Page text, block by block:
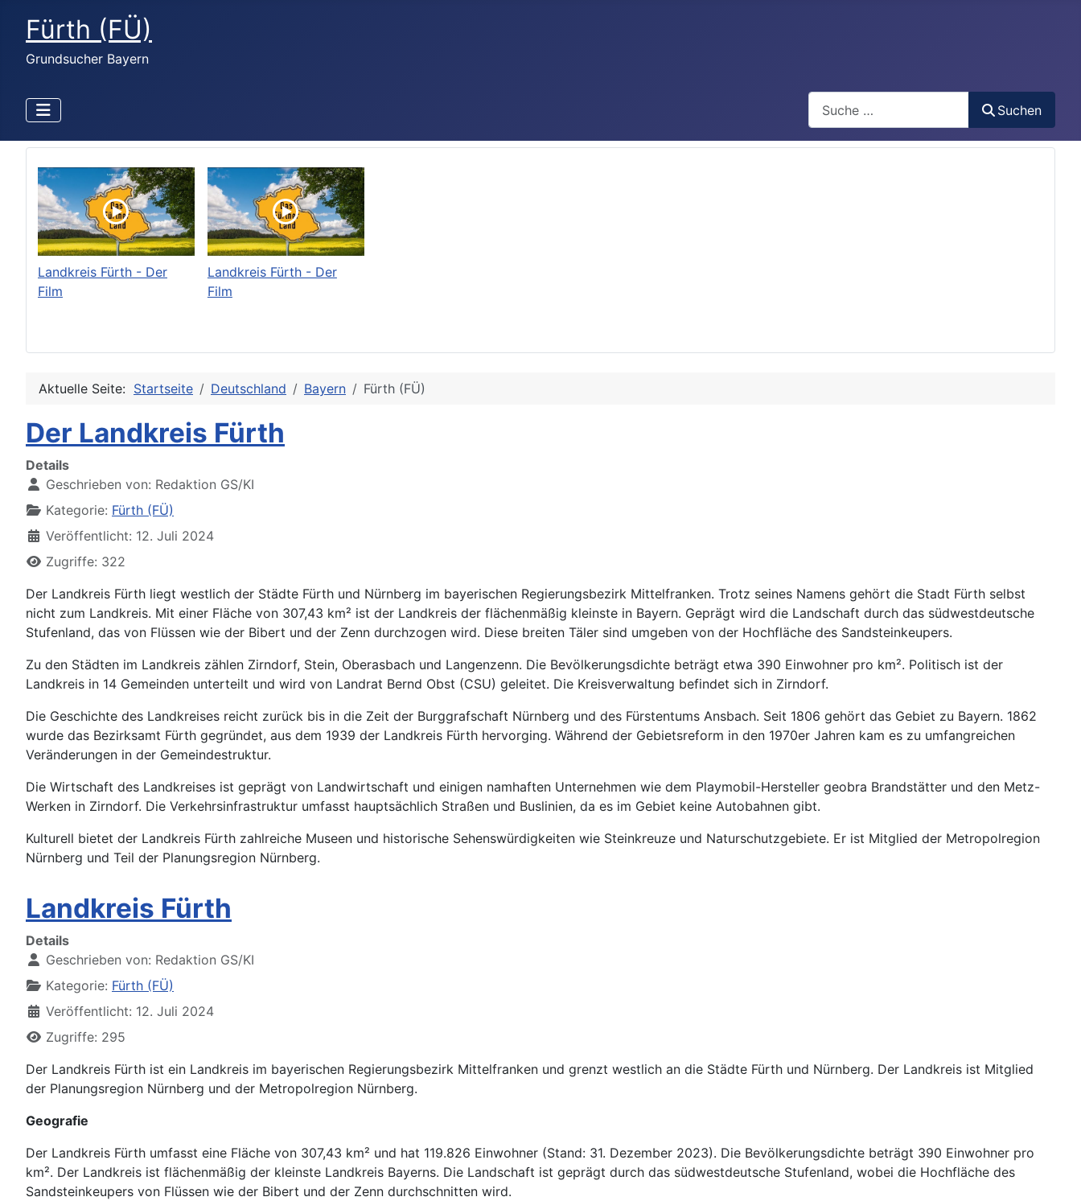
Fürth (FÜ)
Grundsucher Bayern
Suchen
Landkreis Fürth - Der
Film
Landkreis Fürth - Der
Film
Aktuelle Seite: Startseite Deutschland Bayern Fürth (FÜ)
Der Landkreis Fürth
Details
Geschrieben von: Redaktion GS/KI
Kategorie: Fürth (FÜ)
Veröffentlicht: 12. Juli 2024
Zugriffe: 322
Der Landkreis Fürth liegt westlich der Städte Fürth und Nürnberg im bayerischen Regierungsbezirk Mittelfranken. Trotz seines Namens gehört die Stadt Fürth selbst
nicht zum Landkreis. Mit einer Fläche von 307,43 km² ist der Landkreis der flächenmäßig kleinste in Bayern. Geprägt wird die Landschaft durch das südwestdeutsche
Stufenland, das von Flüssen wie der Bibert und der Zenn durchzogen wird. Diese breiten Täler sind umgeben von der Hochfläche des Sandsteinkeupers.
Zu den Städten im Landkreis zählen Zirndorf, Stein, Oberasbach und Langenzenn. Die Bevölkerungsdichte beträgt etwa 390 Einwohner pro km². Politisch ist der
Landkreis in 14 Gemeinden unterteilt und wird von Landrat Bernd Obst (CSU) geleitet. Die Kreisverwaltung befindet sich in Zirndorf.
Die Geschichte des Landkreises reicht zurück bis in die Zeit der Burggrafschaft Nürnberg und des Fürstentums Ansbach. Seit 1806 gehört das Gebiet zu Bayern. 1862
wurde das Bezirksamt Fürth gegründet, aus dem 1939 der Landkreis Fürth hervorging. Während der Gebietsreform in den 1970er Jahren kam es zu umfangreichen
Veränderungen in der Gemeindestruktur.
Die Wirtschaft des Landkreises ist geprägt von Landwirtschaft und einigen namhaften Unternehmen wie dem Playmobil-Hersteller geobra Brandstätter und den Metz-
Werken in Zirndorf. Die Verkehrsinfrastruktur umfasst hauptsächlich Straßen und Buslinien, da es im Gebiet keine Autobahnen gibt.
Kulturell bietet der Landkreis Fürth zahlreiche Museen und historische Sehenswürdigkeiten wie Steinkreuze und Naturschutzgebiete. Er ist Mitglied der Metropolregion
Nürnberg und Teil der Planungsregion Nürnberg.
Landkreis Fürth
Details
Geschrieben von: Redaktion GS/KI
Kategorie: Fürth (FÜ)
Veröffentlicht: 12. Juli 2024
Zugriffe: 295
Der Landkreis Fürth ist ein Landkreis im bayerischen Regierungsbezirk Mittelfranken und grenzt westlich an die Städte Fürth und Nürnberg. Der Landkreis ist Mitglied
der Planungsregion Nürnberg und der Metropolregion Nürnberg.
Geografie
Der Landkreis Fürth umfasst eine Fläche von 307,43 km² und hat 119.826 Einwohner (Stand: 31. Dezember 2023). Die Bevölkerungsdichte beträgt 390 Einwohner pro
km². Der Landkreis ist flächenmäßig der kleinste Landkreis Bayerns. Die Landschaft ist geprägt durch das südwestdeutsche Stufenland, wobei die Hochfläche des
Sandsteinkeupers von Flüssen wie der Bibert und der Zenn durchschnitten wird.